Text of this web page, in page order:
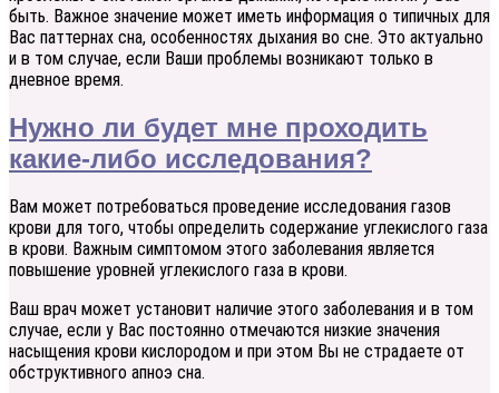
быть. Важное значение может иметь информация о типичных для
Вас паттернах сна, особенностях дыхания во сне. Это актуально
и в том случае, если Ваши проблемы возникают только в
дневное время.
Нужно ли будет мне проходить
какие-либо исследования?
Вам может потребоваться проведение исследования газов
крови для того, чтобы определить содержание углекислого газа
в крови. Важным симптомом этого заболевания является
повышение уровней углекислого газа в крови.
Ваш врач может установит наличие этого заболевания и в том
случае, если у Вас постоянно отмечаются низкие значения
насыщения крови кислородом и при этом Вы не страдаете от
обструктивного апноэ сна.